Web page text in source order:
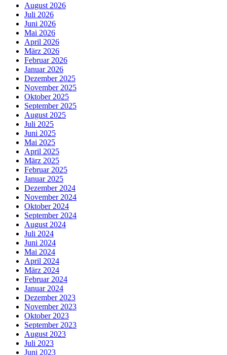
August 2026
Juli 2026
Juni 2026
Mai 2026
April 2026
März 2026
Februar 2026
Januar 2026
Dezember 2025
November 2025
Oktober 2025
September 2025
August 2025
Juli 2025
Juni 2025
Mai 2025
April 2025
März 2025
Februar 2025
Januar 2025
Dezember 2024
November 2024
Oktober 2024
September 2024
August 2024
Juli 2024
Juni 2024
Mai 2024
April 2024
März 2024
Februar 2024
Januar 2024
Dezember 2023
November 2023
Oktober 2023
September 2023
August 2023
Juli 2023
Juni 2023